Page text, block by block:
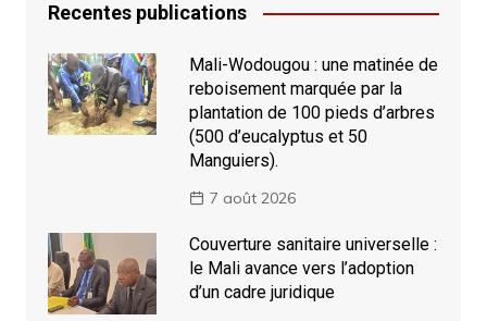
Recentes publications
Mali-Wodougou : une matinée de
reboisement marquée par la
plantation de 100 pieds d’arbres
(500 d’eucalyptus et 50
Manguiers).
7 août 2026
Couverture sanitaire universelle :
le Mali avance vers l’adoption
d’un cadre juridique